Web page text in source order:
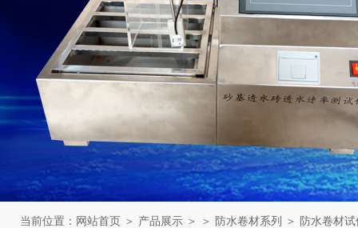
当前位置： 网站首页 ＞ 产品展示 ＞ ＞ 防水卷材系列 ＞ 防水卷材